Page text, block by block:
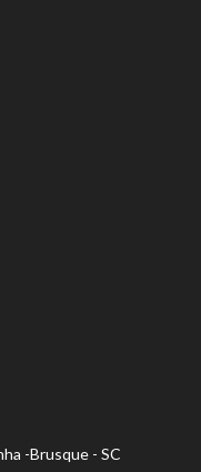
-Brusque - SC